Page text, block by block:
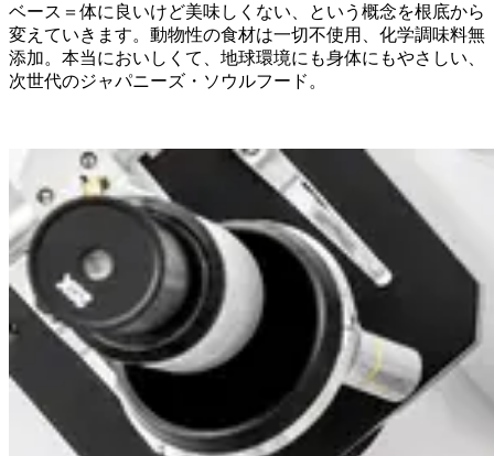
ベース＝体に良いけど美味しくない、という概念を根底から
変えていきます。動物性の食材は一切不使用、化学調味料無
添加。本当においしくて、地球環境にも身体にもやさしい、
次世代のジャパニーズ・ソウルフード。